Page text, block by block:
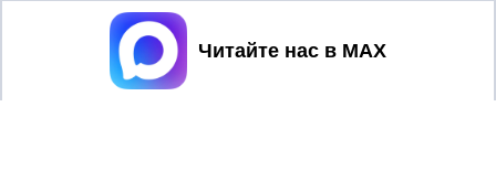
Принять